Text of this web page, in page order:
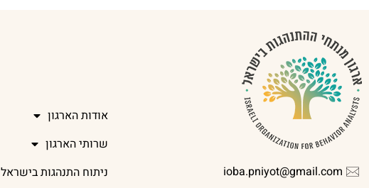
ioba.pniyot@gmail.com
אודות הארגון
שרותי הארגון
ניתוח התנהגות בישראל